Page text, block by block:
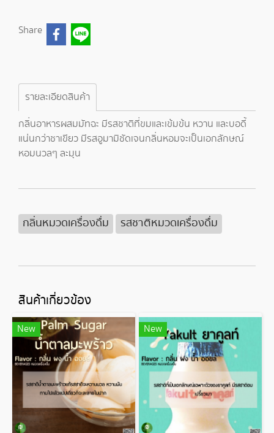
Share
รายละเอียดสินค้า
กลิ่นอาหารผสมมัทฉะ มีรสชาติที่ขมและเข้มข้น หวาน และบอดี้
แน่นกว่าชาเขียว มีรสอูมามิชัดเจนกลิ่นหอมจะเป็นเอกลักษณ์
หอมนวลๆ ละมุน
กลิ่นหมวดเครื่องดื่ม รสชาติหมวดเครื่องดื่ม
สินค้าเกี่ยวข้อง
New New